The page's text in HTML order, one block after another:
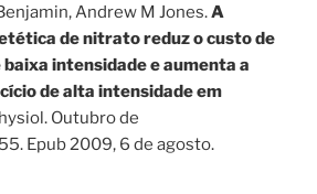
Andrew M Jones.A
de nitrato reduz o custo de
baixa intensidade e aumenta a
de alta intensidade em
Outubro de
Epub 2009, 6 de agosto.